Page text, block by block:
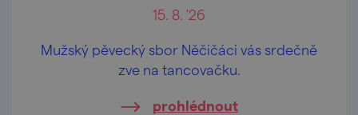
15. 8. '26
Mužský pěvecký sbor Něčičáci vás srdečně
zve na tancovačku.
prohlédnout